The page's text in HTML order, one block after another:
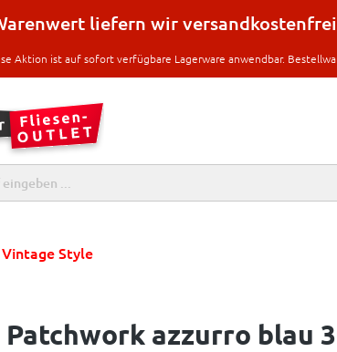
liefern wir
Aktion ist auf sofort verfügbare Lagerware anwendbar.
Style
Patchwork azzurro blau